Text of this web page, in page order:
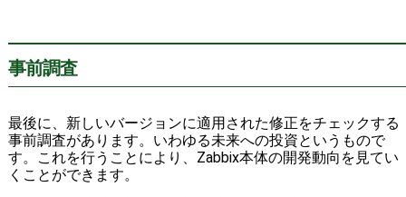
事前調査
最後に、新しいバージョンに適用された修正をチェックする
事前調査があります。いわゆる未来への投資というもので
す。これを行うことにより、Zabbix本体の開発動向を見てい
くことができます。